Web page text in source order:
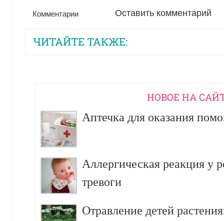
Комментарии Оставить комментарий
ЧИТАЙТЕ ТАКЖЕ:
НОВОЕ НА
Аптечка для оказания
Аллергическая реакция у
тревоги
Отравление детей